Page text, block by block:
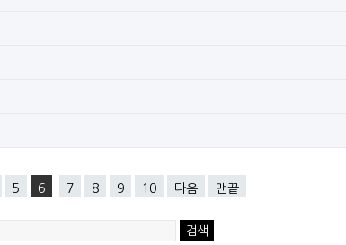
5 6 7 8 9 10 다음 맨끝